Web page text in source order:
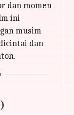
dan momen
ini
musim
dan